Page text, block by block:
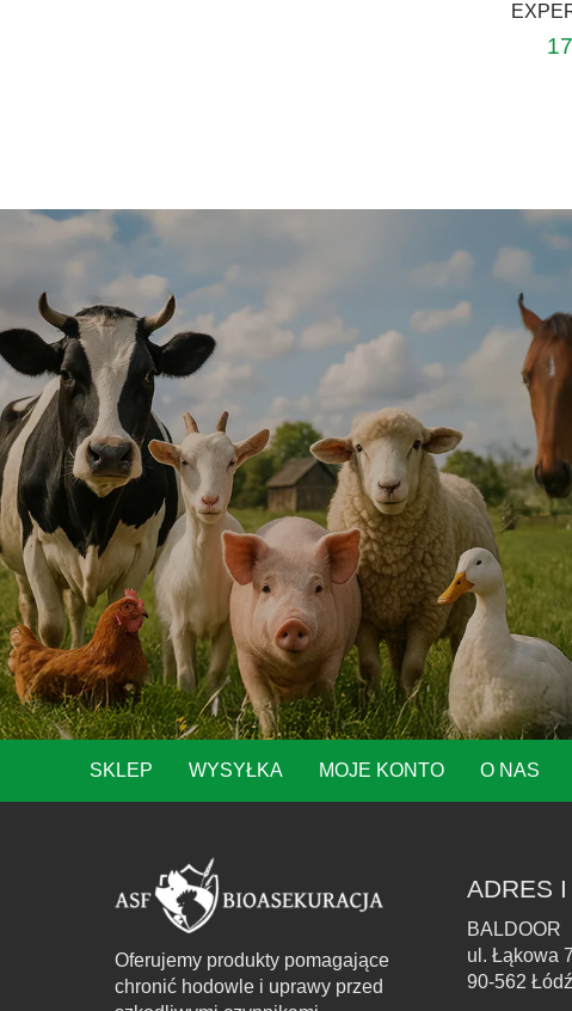
SKLEP WYSYŁKA MOJE KONTO O NAS
Oferujemy produkty pomagające
chronić hodowle i uprawy przed
ADRES
BALDOOR
ul. Łąkowa
90-562 Łódź